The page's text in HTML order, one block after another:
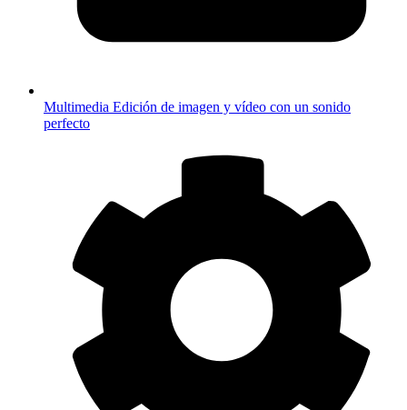
Multimedia Edición de imagen y vídeo con un sonido
perfecto